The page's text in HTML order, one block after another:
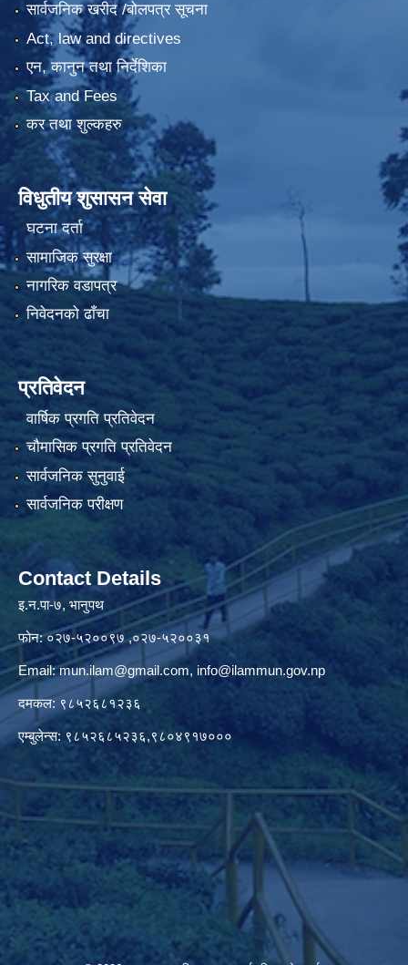
सार्वजनिक खरीद /बोलपत्र सूचना
Act, law and directives
एन, कानुन तथा निर्देशिका
Tax and Fees
कर तथा शुल्कहरु
विधुतीय शुसासन सेवा
घटना दर्ता
सामाजिक सुरक्षा
नागरिक वडापत्र
निवेदनको ढाँचा
प्रतिवेदन
वार्षिक प्रगति प्रतिवेदन
चौमासिक प्रगति प्रतिवेदन
सार्वजनिक सुनुवाई
सार्वजनिक परीक्षण
Contact Details
इ.न.पा-७, भानुपथ
फोन: ०२७-५२००९७ ,०२७-५२००३१
Email:mun.ilam@gmail.com, info@ilammun.gov.np
दमकल: ९८५२६८१२३६
एम्बुलेन्स: ९८५२६८५२३६,९८०४९१७०००